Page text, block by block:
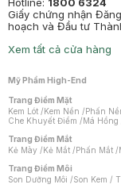
Giấy chứng nhận
hoạch và Đầu tư
Xem tất cả cửa hàng
Mỹ Phẩm High-End
Trang Điểm Mặt
Kem Lót /Kem Nền /Phấn
Che Khuyết Điểm /Má Hồng
Trang Điểm Mắt
Kẻ Mày /Kẻ Mắt /Phấn Mắt /
Trang Điểm Môi
Son Dưỡng Môi /Son Kem /